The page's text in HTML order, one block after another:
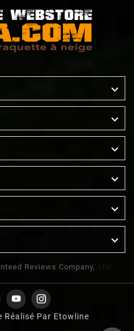






Reviews Company, clic
Réalisé Par Etowline